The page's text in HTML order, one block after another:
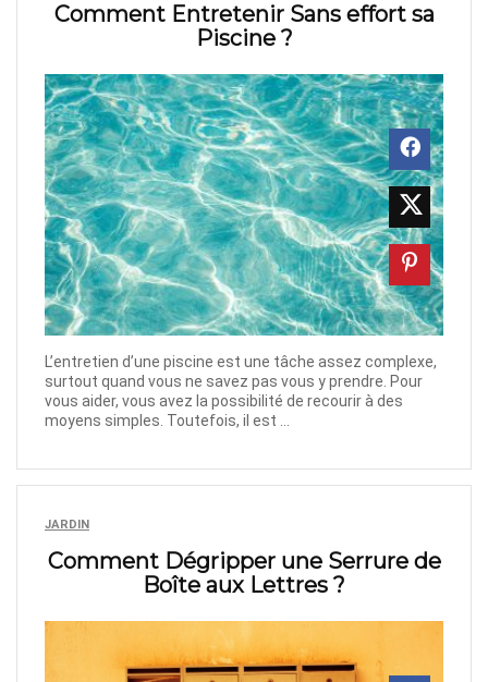
Comment Entretenir Sans effort sa
Piscine ?
L’entretien d’une piscine est une tâche assez complexe,
surtout quand vous ne savez pas vous y prendre. Pour
vous aider, vous avez la possibilité de recourir à des
moyens simples. Toutefois, il est ...
JARDIN
Comment Dégripper une Serrure de
Boîte aux Lettres ?